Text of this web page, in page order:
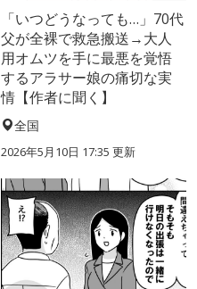
「いつどうなっても…」70代
父が全裸で救急搬送→大人
用オムツを手に最悪を覚悟
するアラサー娘の痛切な実
情【作者に聞く】
全国
2026年5月10日 17:35 更新